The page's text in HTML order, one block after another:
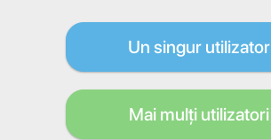
Un singur utilizator
Mai mulți utilizatori